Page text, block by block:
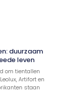
duurzaam
leven
om tientallen
Artifort en
staan